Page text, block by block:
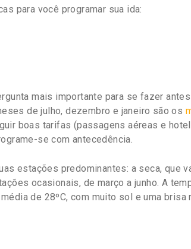
para você programar sua ida:
mais importante para se fazer
de julho, dezembro e janeiro são os
boas tarifas (passagens aéreas e
se com antecedência.
estações predominantes: a seca, que
ocasionais, de março a junho. A
de 28ºC, com muito sol e uma brisa